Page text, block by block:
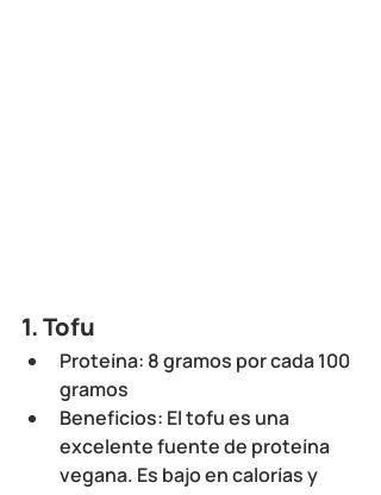
1. Tofu
Proteína: 8 gramos por cada 100
gramos
Beneficios: El tofu es una
excelente fuente de proteína
vegana. Es bajo en calorías y